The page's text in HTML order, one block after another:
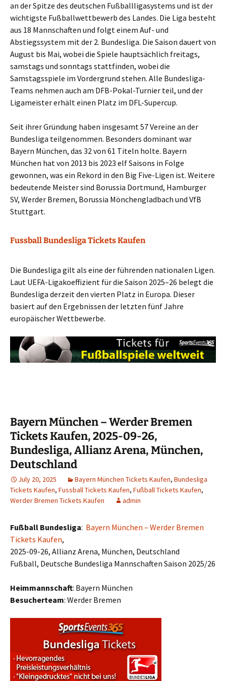
an der Spitze des deutschen Fußballligasystems und ist der
wichtigste Fußballwettbewerb des Landes. Die Liga besteht
aus 18 Mannschaften und folgt einem Auf- und
Abstiegssystem mit der 2. Bundesliga. Die Saison dauert von
August bis Mai, wobei die Spiele hauptsächlich freitags,
samstags und sonntags stattfinden, wobei die
Samstagsspiele im Vordergrund stehen. Alle Bundesliga-
Teams nehmen auch am DFB-Pokal-Turnier teil, und der
Ligameister erhält einen Platz im DFL-Supercup.
Seit ihrer Gründung haben insgesamt 57 Vereine an der
Bundesliga teilgenommen. Besonders dominant war
Bayern München, das 32 von 61 Titeln holte. Bayern
München hat von 2013 bis 2023 elf Saisons in Folge
gewonnen, was ein Rekord in den Big Five-Ligen ist. Weitere
bedeutende Meister sind Borussia Dortmund, Hamburger
SV, Werder Bremen, Borussia Mönchengladbach und VfB
Stuttgart.
Fussball Bundesliga Tickets Kaufen
Die Bundesliga gilt als eine der führenden nationalen Ligen.
Laut UEFA-Ligakoeffizient für die Saison 2025–26 belegt die
Bundesliga derzeit den vierten Platz in Europa. Dieser
basiert auf den Ergebnissen der letzten fünf Jahre
europäischer Wettbewerbe.
Bayern München – Werder Bremen
Tickets Kaufen, 2025-09-26,
Bundesliga, Allianz Arena, München,
Deutschland
July 20, 2025 Bayern München Tickets Kaufen, Bundesliga
Tickets Kaufen, Fussball Tickets Kaufen, Fußball Tickets Kaufen,
Werder Bremen Tickets Kaufen
admin
Fußball Bundesliga: Bayern München – Werder Bremen
Tickets Kaufen,
2025-09-26, Allianz Arena, München, Deutschland
Fußball, Deutsche Bundesliga Mannschaften Saison 2025/26
Heimmannschaft: Bayern München
Besucherteam: Werder Bremen